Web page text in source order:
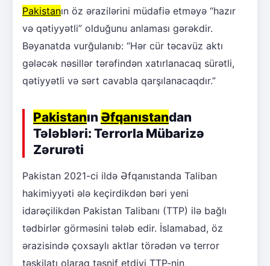
Pakistanın öz ərazilərini müdafiə etməyə “hazır
və qətiyyətli” olduğunu anlaması gərəkdir.
Bəyanatda vurğulanıb: “Hər cür təcavüz aktı
gələcək nəsillər tərəfindən xatırlanacaq sürətli,
qətiyyətli və sərt cavabla qarşılanacaqdır.”
Pakistanın Əfqanıstandan
Tələbləri: Terrorla Mübarizə
Zərurəti
Pakistan 2021-ci ildə Əfqanıstanda Taliban
hakimiyyəti ələ keçirdikdən bəri yeni
idarəçilikdən Pakistan Talibanı (TTP) ilə bağlı
tədbirlər görməsini tələb edir. İslamabad, öz
ərazisində çoxsaylı aktlar törədən və terror
təşkilatı olaraq təsnif etdiyi TTP-nin